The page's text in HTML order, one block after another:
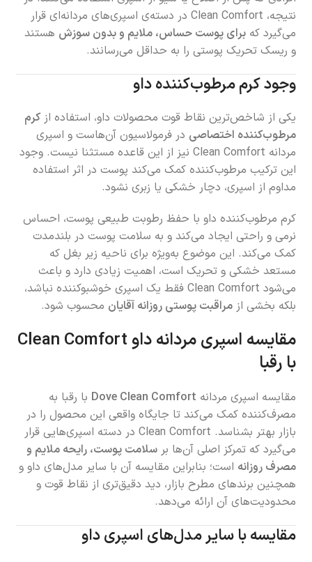
نتیجه، Clean Comfort در دسته‌ی اسپری‌های مردانه‌ای قرار
می‌گیرد کهبرای پوست حساس، ملایم و بدون سوزش هستند
و ریسک تحریک پوستی را به حداقل می‌رسانند.
وجود کرم مرطوب‌کننده داو
یکی از شاخص‌ترین نقاط قوت محصولات داو، استفاده ازکرم
مرطوب‌کننده اختصاصی در فرمولاسیون آن‌هاست و اسپری
مردانه Clean Comfort نیز از این قاعده مستثنا نیست. وجود
این ترکیب مرطوب‌کننده کمک می‌کند پوست در اثر استفاده
مداوم از اسپری، دچار خشکی یا زبری نشود.
کرم مرطوب‌کننده داو با حفظ رطوبت طبیعی پوست، احساس
نرمی و راحتی ایجاد می‌کند و به سلامت پوست در بلندمدت
کمک می‌کند. این موضوع به‌ویژه برای ناحیه زیر بغل که
مستعد خشکی و تحریک است، اهمیت زیادی دارد و باعث
می‌شود Clean Comfort فقط یک اسپری خوشبوکننده نباشد،
بلکه بخشی ازمراقبت پوستی روزانه آقایان محسوب شود.
مقایسه اسپری مردانه داو Clean Comfort
با رقبا
مقایسه اسپری مردانه Dove Clean Comfort با رقبا به
مصرف‌کننده کمک می‌کند تا جایگاه واقعی این محصول را در
بازار بهتر بشناسد. Clean Comfort در دسته اسپری‌هایی قرار
می‌گیرد که تمرکز اصلی آن‌ها برسلامت پوست، رایحه ملایم و
مصرف روزانه است؛ بنابراین مقایسه آن با سایر مدل‌های داو و
همچنین برندهای مطرح بازار، دید دقیق‌تری از نقاط قوت و
محدودیت‌های آن ارائه می‌دهد.
مقایسه با سایر مدل‌های اسپری داو